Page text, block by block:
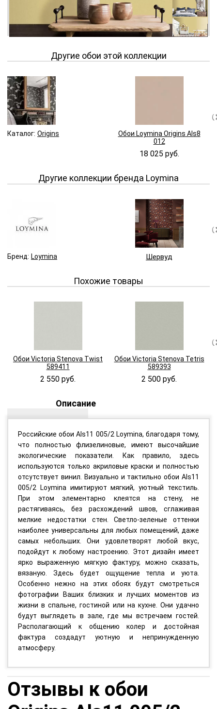
Другие обои этой коллекции
Каталог: Origins
Обои Loymina Origins Als8
012
18 025 руб.
Другие коллекции бренда Loymina
Бренд: Loymina Шервуд
Похожие товары
Обои Victoria Stenova Twist
589411
2 550 руб.
Обои Victoria Stenova Tetris
589393
2 500 руб.
Описание
Российские обои Als11 005/2 Loymina, благодаря тому,
что полностью флизелиновые, имеют высочайшие
экологические показатели. Как правило, здесь
используются только акриловые краски и полностью
отсутствует винил. Визуально и тактильно обои Als11
005/2 Loymina имитируют мягкий, уютный текстиль.
При этом элементарно клеятся на стену, не
растягиваясь, без расхождений швов, сглаживая
мелкие недостатки стен. Светло-зеленые оттенки
наиболее универсальны для любых помещений, даже
самых небольших. Они удовлетворят любой вкус,
подойдут к любому настроению. Этот дизайн имеет
ярко выраженную мягкую фактуру, можно сказать,
вязаную. Здесь будет ощущение тепла и уюта.
Особенно нежно на этих обоях будут смотреться
фотографии Ваших близких и лучших моментов из
жизни в спальне, гостиной или на кухне. Они удачно
будут выглядеть в зале, где мы встречаем гостей.
Располагающий к общению колер и достойная
фактура создадут уютную и непринужденную
атмосферу.
Отзывы к обои